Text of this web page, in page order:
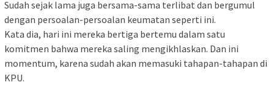
Sudah sejak lama juga bersama-sama terlibat dan bergumul
dengan persoalan-persoalan keumatan seperti ini.
Kata dia, hari ini mereka bertiga bertemu dalam satu
komitmen bahwa mereka saling mengikhlaskan. Dan ini
momentum, karena sudah akan memasuki tahapan-tahapan di
KPU.